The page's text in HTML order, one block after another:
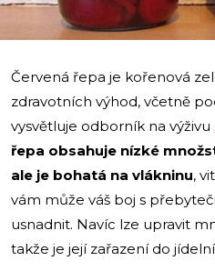
Červená řepa je kořenová
zdravotních výhod, včetně
vysvětluje odborník na výživu
řepa obsahuje nízké
ale je bohatá na vlákninu,
vám může váš boj s
usnadnit. Navíc lze upravit
takže je její zařazení do